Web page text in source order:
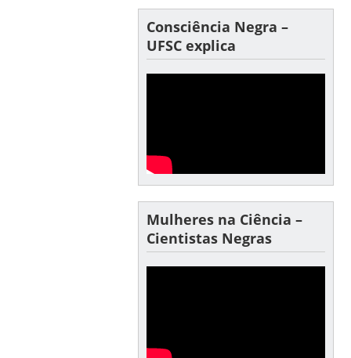
Consciência Negra –
UFSC explica
Mulheres na Ciência –
Cientistas Negras